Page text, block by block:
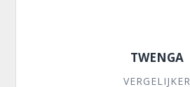
TWENGA
VERGELIJKER